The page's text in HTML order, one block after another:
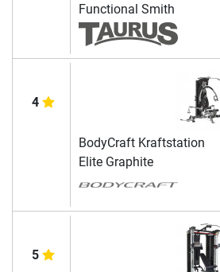
Functional Smith
4
BodyCraft Kraftstation
Elite Graphite
5